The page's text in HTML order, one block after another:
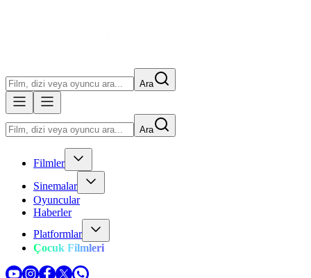
Ara
Ara
Filmler
Sinemalar
Oyuncular
Haberler
Platformlar
Çocuk Filmleri